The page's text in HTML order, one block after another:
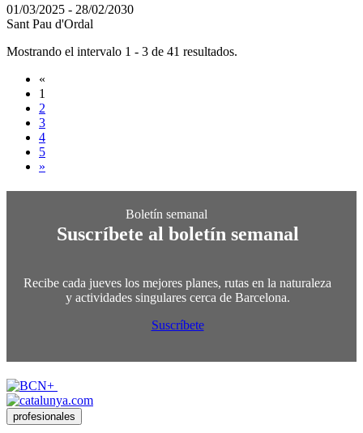
01/03/2025 - 28/02/2030
Sant Pau d'Ordal
Mostrando el intervalo 1 - 3 de 41 resultados.
«
1
2
3
4
5
»
Suscríbete al boletín semanal
Recibe cada jueves los mejores planes, rutas en la naturaleza
y actividades singulares cerca de Barcelona.
Suscríbete
profesionales